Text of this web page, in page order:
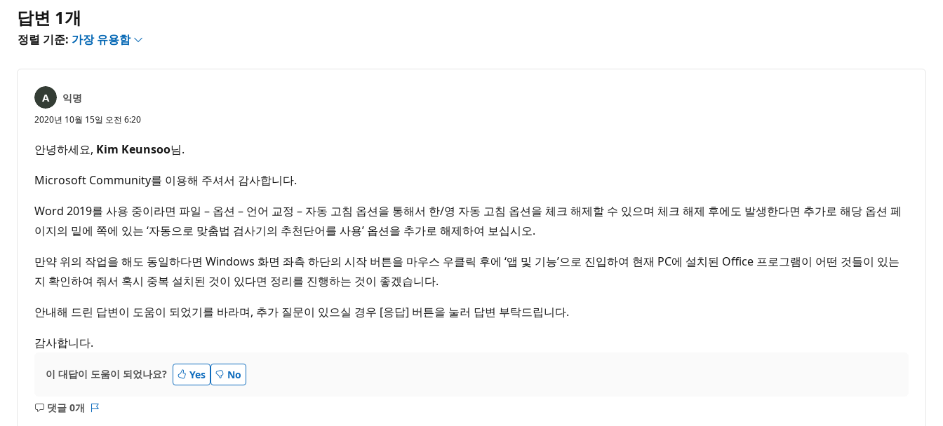
음
답변 1개
정렬 기준: 가장 유용함
익명
2020년 10월 15일 오전 6:20
안녕하세요, Kim Keunsoo님.
Microsoft Community를 이용해 주셔서 감사합니다.
Word 2019를 사용 중이라면 파일 – 옵션 – 언어 교정 – 자동 고침 옵션을 통해서 한/영 자동 고침 옵션을 체크 해제할 수 있으며 체크 해제 후에도 발생한다면 추가로 해당 옵션 페
이지의 밑에 쪽에 있는 ‘자동으로 맞춤법 검사기의 추천단어를 사용’ 옵션을 추가로 해제하여 보십시오.
만약 위의 작업을 해도 동일하다면 Windows 화면 좌측 하단의 시작 버튼을 마우스 우클릭 후에 ‘앱 및 기능’으로 진입하여 현재 PC에 설치된 Office 프로그램이 어떤 것들이 있는
지 확인하여 줘서 혹시 중복 설치된 것이 있다면 정리를 진행하는 것이 좋겠습니다.
안내해 드린 답변이 도움이 되었기를 바라며, 추가 질문이 있으실 경우 [응답] 버튼을 눌러 답변 부탁드립니다.
감사합니다.
이 대답이 도움이 되었나요? Yes No
댓글 0개
설